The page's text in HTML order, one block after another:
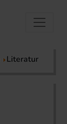
Literatur